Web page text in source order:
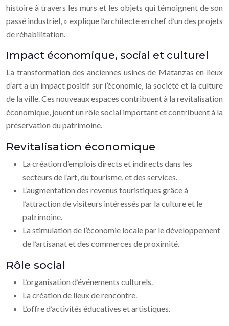
histoire à travers les murs et les objets qui témoignent de son
passé industriel, » explique l’architecte en chef d’un des projets
de réhabilitation.
Impact économique, social et culturel
La transformation des anciennes usines de Matanzas en lieux
d’art a un impact positif sur l’économie, la société et la culture
de la ville. Ces nouveaux espaces contribuent à la revitalisation
économique, jouent un rôle social important et contribuent à la
préservation du patrimoine.
Revitalisation économique
La création d’emplois directs et indirects dans les
secteurs de l’art, du tourisme, et des services.
L’augmentation des revenus touristiques grâce à
l’attraction de visiteurs intéressés par la culture et le
patrimoine.
La stimulation de l’économie locale par le développement
de l’artisanat et des commerces de proximité.
Rôle social
L’organisation d’événements culturels.
La création de lieux de rencontre.
L’offre d’activités éducatives et artistiques.